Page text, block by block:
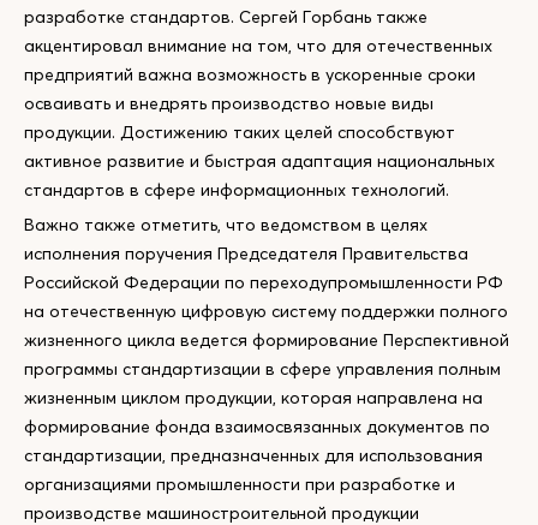
разработке стандартов. Сергей Горбань также
акцентировал внимание на том, что для отечественных
предприятий важна возможность в ускоренные сроки
осваивать и внедрять производство новые виды
продукции. Достижению таких целей способствуют
активное развитие и быстрая адаптация национальных
стандартов в сфере информационных технологий.
Важно также отметить, что ведомством в целях
исполнения поручения Председателя Правительства
Российской Федерации по переходупромышленности РФ
на отечественную цифровую систему поддержки полного
жизненного цикла ведется формирование Перспективной
программы стандартизации в сфере управления полным
жизненным циклом продукции, которая направлена на
формирование фонда взаимосвязанных документов по
стандартизации, предназначенных для использования
организациями промышленности при разработке и
производстве машиностроительной продукции